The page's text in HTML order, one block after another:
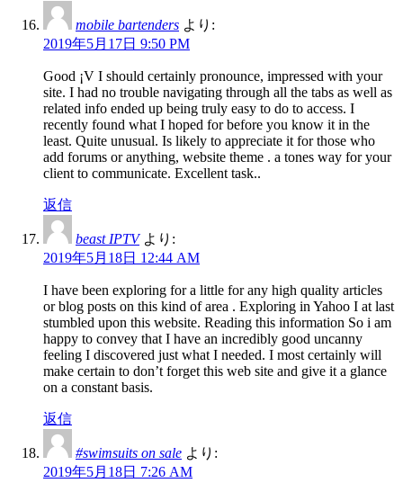
mobile bartenders より:
2019年5月17日 9:50 PM
Good ¡V I should certainly pronounce, impressed with your
site. I had no trouble navigating through all the tabs as well as
related info ended up being truly easy to do to access. I
recently found what I hoped for before you know it in the
least. Quite unusual. Is likely to appreciate it for those who
add forums or anything, website theme . a tones way for your
client to communicate. Excellent task..
返信
beast IPTV より:
2019年5月18日 12:44 AM
I have been exploring for a little for any high quality articles
or blog posts on this kind of area . Exploring in Yahoo I at last
stumbled upon this website. Reading this information So i am
happy to convey that I have an incredibly good uncanny
feeling I discovered just what I needed. I most certainly will
make certain to don’t forget this web site and give it a glance
on a constant basis.
返信
#swimsuits on sale より:
2019年5月18日 7:26 AM